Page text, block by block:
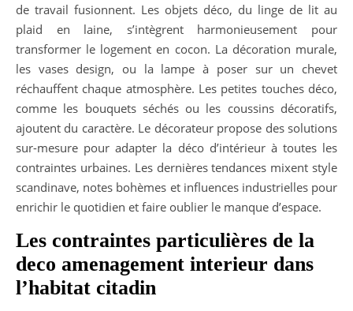
de travail fusionnent. Les objets déco, du linge de lit au
plaid en laine, s’intègrent harmonieusement pour
transformer le logement en cocon. La décoration murale,
les vases design, ou la lampe à poser sur un chevet
réchauffent chaque atmosphère. Les petites touches déco,
comme les bouquets séchés ou les coussins décoratifs,
ajoutent du caractère. Le décorateur propose des solutions
sur-mesure pour adapter la déco d’intérieur à toutes les
contraintes urbaines. Les dernières tendances mixent style
scandinave, notes bohèmes et influences industrielles pour
enrichir le quotidien et faire oublier le manque d’espace.
Les contraintes particulières de la
deco amenagement interieur dans
l’habitat citadin